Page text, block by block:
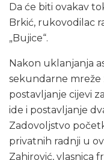
Da će biti ovakav
Brkić, rukovodilac
„Bujice“.
Nakon uklanjanja
sekundarne mreže
postavljanje cijevi
ide i postavljanje
Zadovoljstvo
privatnih radnji u
Zahirović, vlasnica